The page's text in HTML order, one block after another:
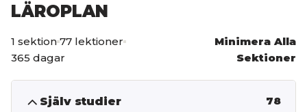
LÄROPLAN
1 sektion 77 lektioner
365 dagar
Minimera Alla
Sektioner
Själv studier 78